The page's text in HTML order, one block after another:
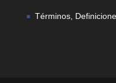
Términos,